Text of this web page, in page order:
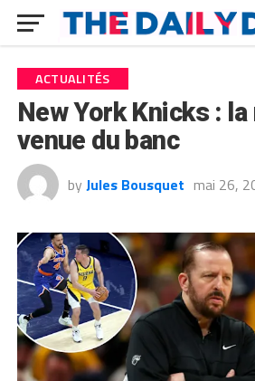
ACTUALITÉS
New York Knicks :
venue du banc
by Jules Bousquet mai 26,